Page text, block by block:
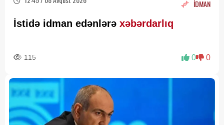
İDMAN
İstidə idman edənlərə xəbərdarlıq
115 0 0